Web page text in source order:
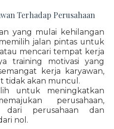
Terhadap Perusahaan
yang mulai kehilangan
jalan pintas untuk
mencari tempat kerja
training motivasi yang
kerja karyawan,
tidak akan muncul.
untuk meningkatkan
perusahaan,
dari perusahaan dan
nol.